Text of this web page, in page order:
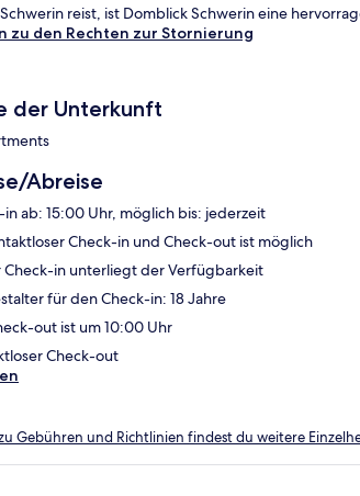
reist, ist Domblick Schwerin eine
zu den Rechten zur Stornierung
der Unterkunft
Abreise
in ab: 15:00 Uhr, möglich bis: jederzeit
Check-in und Check-out ist möglich
Check-in unterliegt der Verfügbarkeit
für den Check-in: 18 Jahre
out ist um 10:00 Uhr
Check-out
Gebühren und Richtlinien findest du weitere